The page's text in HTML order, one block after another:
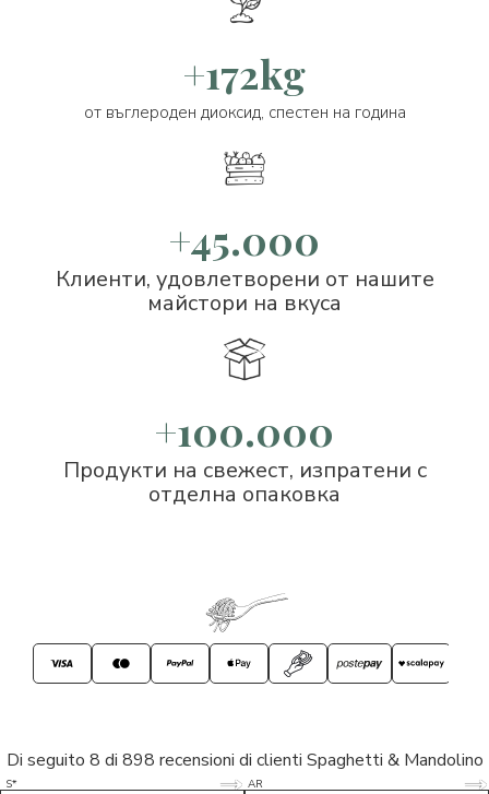
+172kg
от въглероден диоксид, спестен на година
+45.000
Клиенти, удовлетворени от нашите
майстори на вкуса
+100.000
Продукти на свежест, изпратени с
отделна опаковка
Di seguito 8 di 898 recensioni di clienti Spaghetti & Mandolino
S* 5/5 AR 5/5